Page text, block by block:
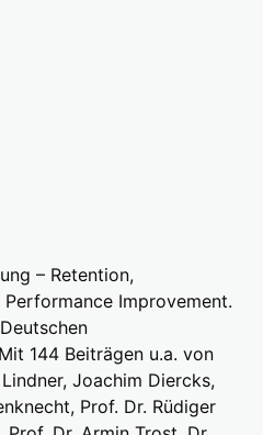
– Retention,
Improvement.
144 Beiträgen u.a. von
Joachim Diercks,
Prof. Dr. Rüdiger